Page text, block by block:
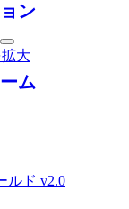
ン
大
ム
ルド v2.0